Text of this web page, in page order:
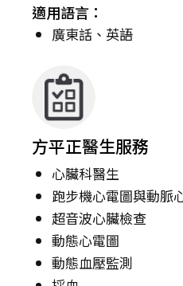
適用語言：
廣東話、英語
方平正醫生服務
心臟科醫生
跑步機心電圖與動脈
超音波心臟檢查
動態心電圖
動態血壓監測